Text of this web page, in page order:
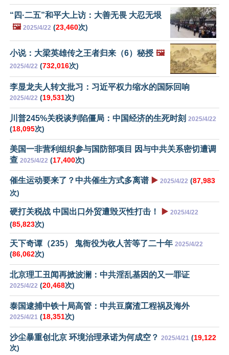
“四·二五”和平大上访：大善无畏 大忍无垠
🖼️ 2025/4/22 (23,460次)
小说：大梁英雄传之王者归来（6）秘授 🖼️
2025/4/22 (732,016次)
李显龙夫人转文批习：习近平权力缩水的国际回响
2025/4/22 (19,531次)
川普245%关税谈判陷僵局：中国经济的生死时刻 2025/4/22
(18,095次)
美国一非营利组织参与国防部项目 因与中共关系密切遭调
查 2025/4/22 (17,400次)
催生运动要来了？中共催生方式多离谱 ▶️ 2025/4/22 (87,983
次)
硬打关税战 中国出口外贸遭毁灭性打击！ ▶️ 2025/4/22
(85,823次)
天下奇谭（235） 鬼衙役为收人苦等了二十年 2025/4/22
(86,062次)
北京理工丑闻再掀波澜：中共淫乱基因的又一罪证
2025/4/22 (20,468次)
泰国逮捕中铁十局高管：中共豆腐渣工程祸及海外
2025/4/21 (18,351次)
沙尘暴重创北京 环境治理承诺为何成空？ 2025/4/21 (19,122
次)